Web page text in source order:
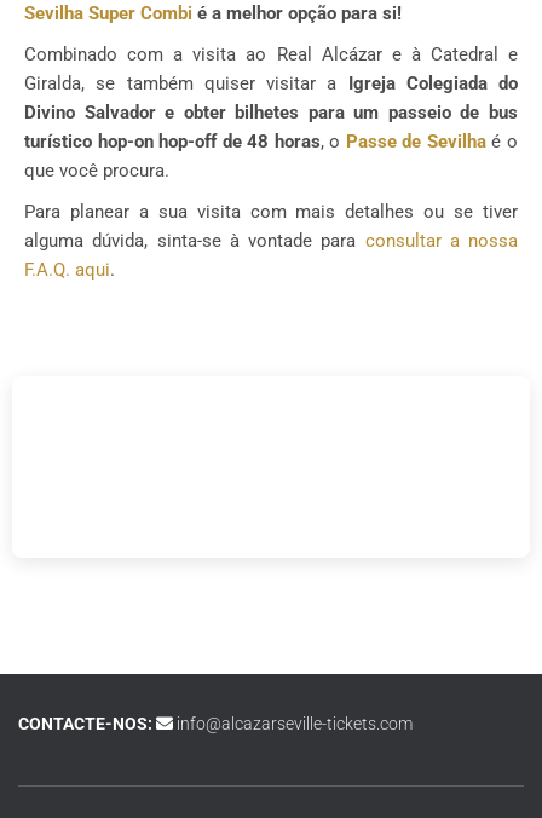
Sevilha Super Combi é a melhor opção para si!
Combinado com a visita ao Real Alcázar e à Catedral e
Giralda, se também quiser visitar a Igreja Colegiada do
Divino Salvador e obter bilhetes para um passeio de bus
turístico hop-on hop-off de 48 horas, o Passe de Sevilhaé o
que você procura.
Para planear a sua visita com mais detalhes ou se tiver
alguma dúvida, sinta-se à vontade para consultar a nossa
F.A.Q. aqui.
CONTACTE-NOS: info@alcazarseville-tickets.com